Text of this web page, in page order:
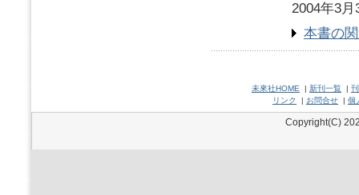
2004年3月
本書の
未來社HOME | 新刊一覧 |
リンク
| お問合せ | 個
Copyright(C)